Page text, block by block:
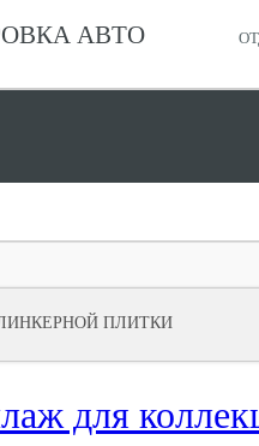
АВТО
ПЛИТКИ
для